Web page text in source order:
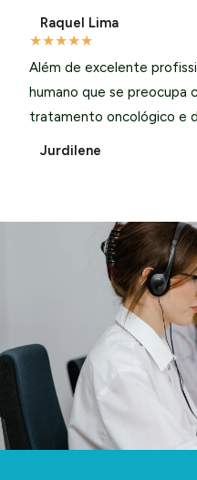
Raquel Lima
★★★★★
Além de excelente
humano que se preocupa
tratamento oncológico e
Jurdilene